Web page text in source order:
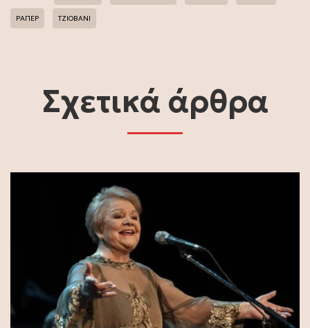
ΡΑΠΕΡ ΤΖΙΟΒΑΝΙ
Σχετικά άρθρα